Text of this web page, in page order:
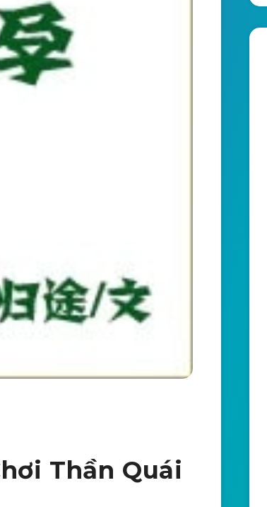
Thần Quái